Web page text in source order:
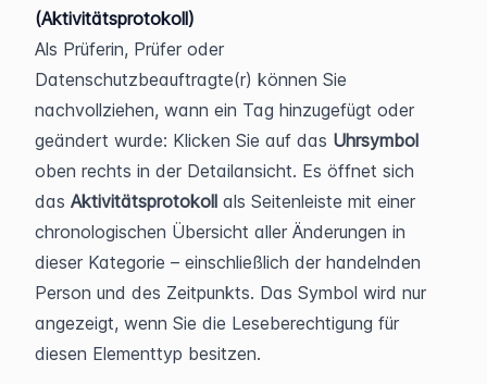
(Aktivitätsprotokoll)
Als Prüferin, Prüfer oder
Datenschutzbeauftragte(r) können Sie
nachvollziehen, wann ein Tag hinzugefügt oder
geändert wurde: Klicken Sie auf das Uhrsymbol
oben rechts in der Detailansicht. Es öffnet sich
das Aktivitätsprotokoll als Seitenleiste mit einer
chronologischen Übersicht aller Änderungen in
dieser Kategorie – einschließlich der handelnden
Person und des Zeitpunkts. Das Symbol wird nur
angezeigt, wenn Sie die Leseberechtigung für
diesen Elementtyp besitzen.